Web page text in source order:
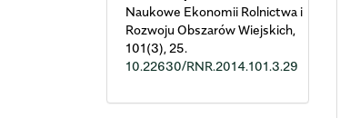
Naukowe Ekonomii Rolnictwa i
Rozwoju Obszarów Wiejskich,
101(3), 25.
10.22630/RNR.2014.101.3.29